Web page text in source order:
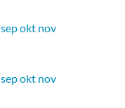
sepokt nov
sepokt nov